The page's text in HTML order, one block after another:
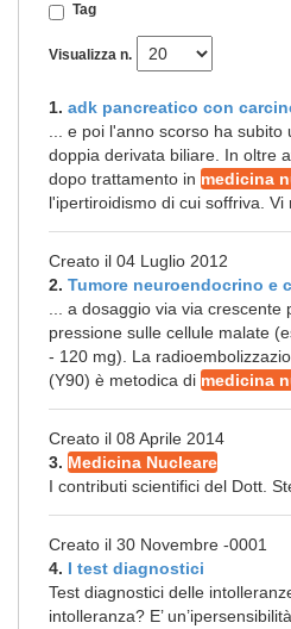
Tag
Visualizza n.
1. adk pancreatico con
... e poi l'anno scorso ha
doppia derivata biliare. In oltre
dopo trattamento in medicina
l'ipertiroidismo di cui soffriva. Vi
Creato il 04 Luglio 2012
2. Tumore neuroendocrino e
... a dosaggio via via
pressione sulle cellule malate
- 120 mg). La
(Y90) è metodica di medicina
Creato il 08 Aprile 2014
3. Medicina Nucleare
I contributi scientifici del Dott.
Creato il 30 Novembre -0001
4. I test diagnostici
Test diagnostici delle
intolleranza? E’